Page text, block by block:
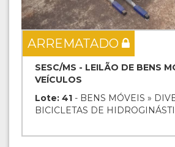
ARREMATADO
SESC/MS - LEILÃO DE BENS
VEÍCULOS
Lote: 41 - BENS MÓVEIS »
BICICLETAS DE